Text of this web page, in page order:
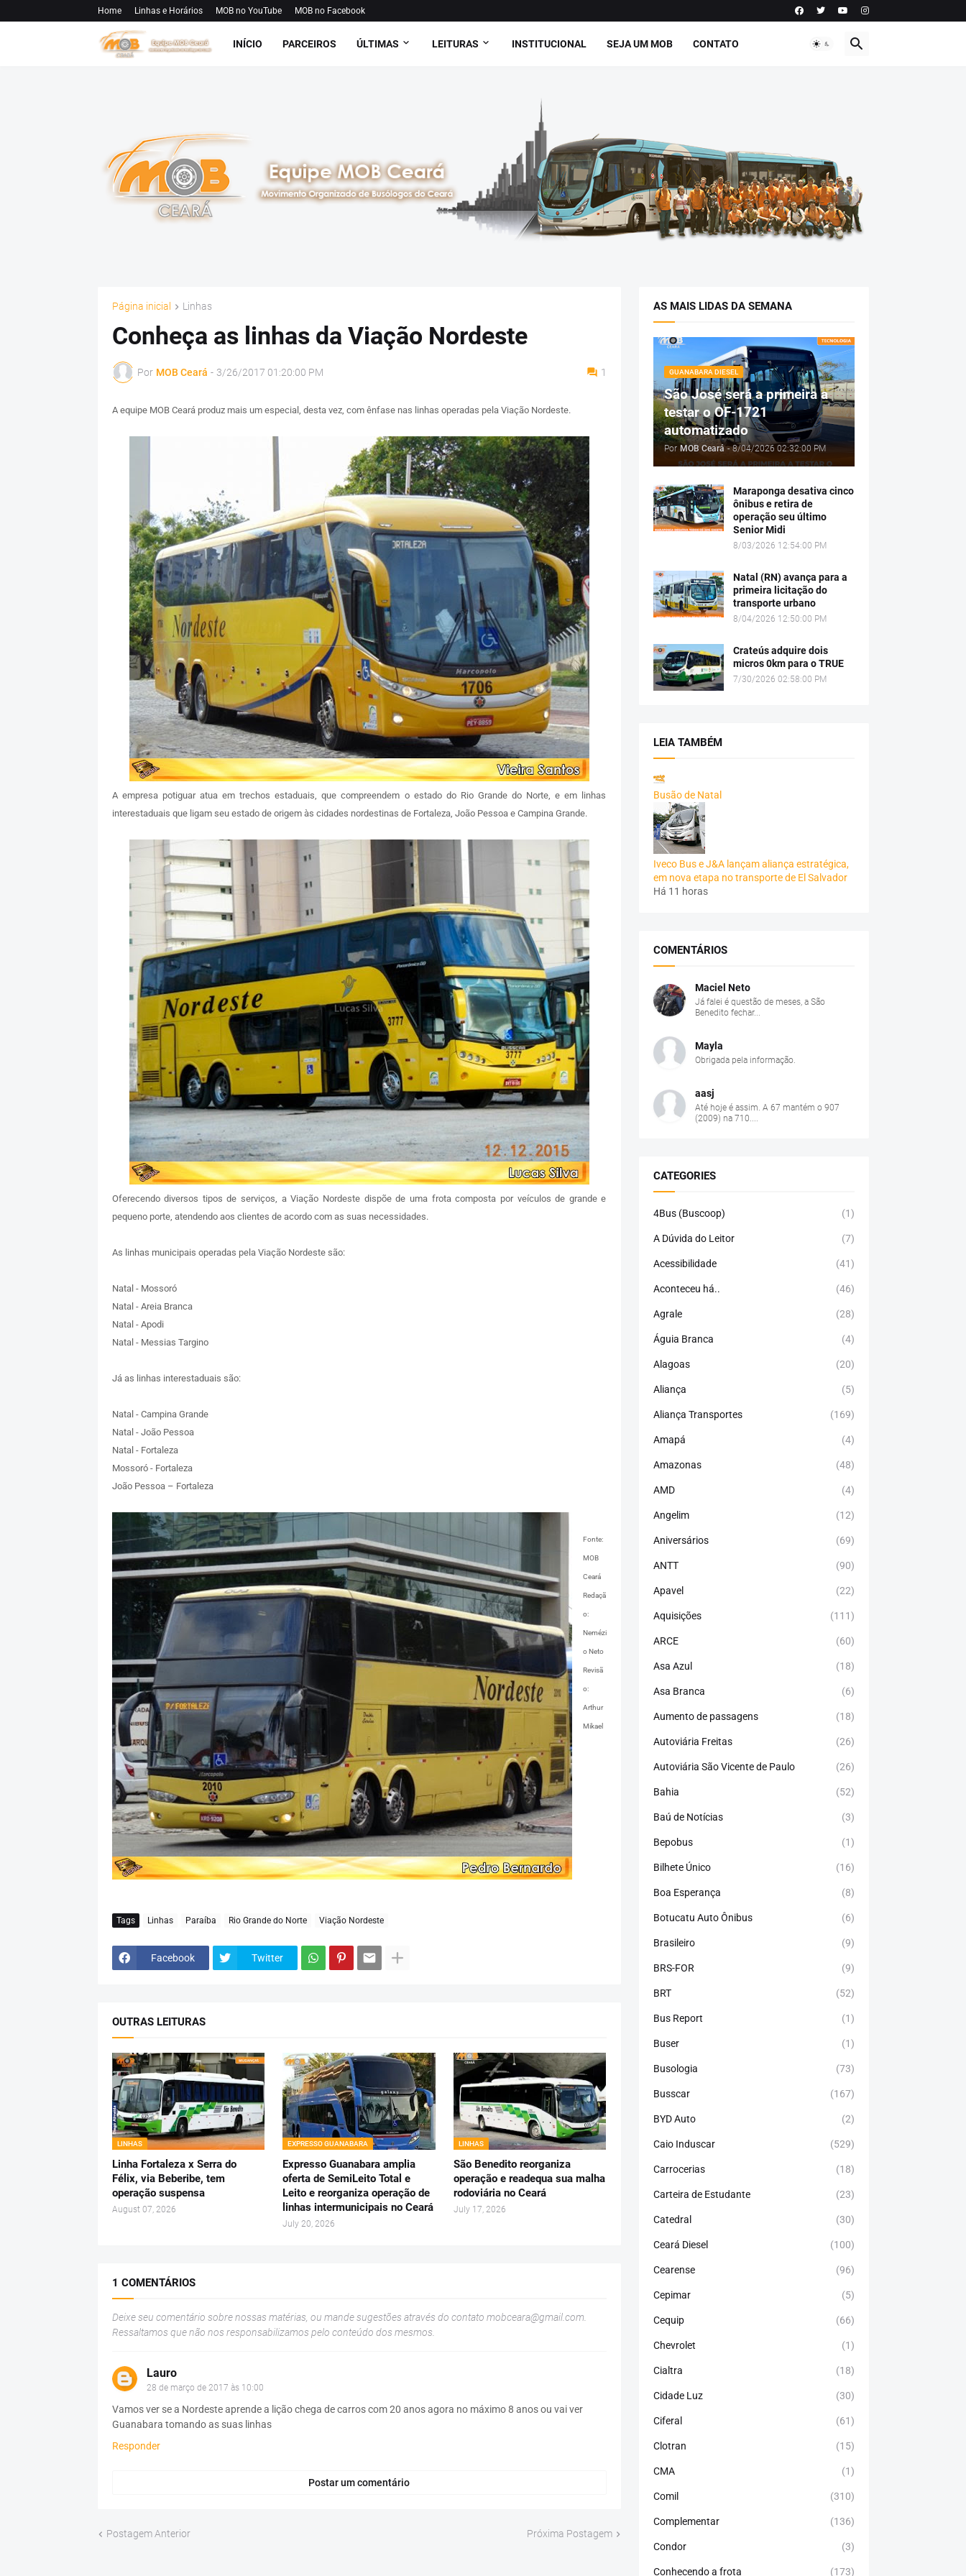
Home Linhas e Horários MOB no YouTube MOB no Facebook
INÍCIO PARCEIROS ÚLTIMAS LEITURAS INSTITUCIONAL SEJA UM MOB CONTATO
Página inicial Linhas
Conheça as linhas da Viação Nordeste
Por MOB Ceará - 3/26/2017 01:20:00 PM 1
A equipe MOB Ceará produz mais um especial, desta vez, com ênfase nas linhas operadas pela Viação Nordeste.
A empresa potiguar atua em trechos estaduais, que compreendem o estado do Rio Grande do Norte, e em linhas
interestaduais que ligam seu estado de origem às cidades nordestinas de Fortaleza, João Pessoa e Campina Grande.
Oferecendo diversos tipos de serviços, a Viação Nordeste dispõe de uma frota composta por veículos de grande e
pequeno porte, atendendo aos clientes de acordo com as suas necessidades.
As linhas municipais operadas pela Viação Nordeste são:
Natal - Mossoró
Natal - Areia Branca
Natal - Apodi
Natal - Messias Targino
Já as linhas interestaduais são:
Natal - Campina Grande
Natal - João Pessoa
Natal - Fortaleza
Mossoró - Fortaleza
João Pessoa – Fortaleza
Fonte:
MOB
Ceará
Redaçã
o:
Nemézi
o Neto
Revisã
o:
Arthur
Mikael
Tags Linhas Paraíba Rio Grande do Norte Viação Nordeste
Facebook Twitter
OUTRAS LEITURAS
LINHAS
Linha Fortaleza x Serra do
Félix, via Beberibe, tem
operação suspensa
August 07, 2026
EXPRESSO GUANABARA
Expresso Guanabara amplia
oferta de SemiLeito Total e
Leito e reorganiza operação de
linhas intermunicipais no Ceará
July 20, 2026
LINHAS
São Benedito reorganiza
operação e readequa sua malha
rodoviária no Ceará
July 17, 2026
1 COMENTÁRIOS
Deixe seu comentário sobre nossas matérias, ou mande sugestões através do contato mobceara@gmail.com.
Ressaltamos que não nos responsabilizamos pelo conteúdo dos mesmos.
Lauro
28 de março de 2017 às 10:00
Vamos ver se a Nordeste aprende a lição chega de carros com 20 anos agora no máximo 8 anos ou vai ver
Guanabara tomando as suas linhas
Responder
Postar um comentário
Postagem Anterior Próxima Postagem
AS MAIS LIDAS DA SEMANA
GUANABARA DIESEL
São José será a primeira a
testar o OF-1721
automatizado
Por MOB Ceará - 8/04/2026 02:32:00 PM
Maraponga desativa cinco
ônibus e retira de
operação seu último
Senior Midi
8/03/2026 12:54:00 PM
Natal (RN) avança para a
primeira licitação do
transporte urbano
8/04/2026 12:50:00 PM
Crateús adquire dois
micros 0km para o TRUE
7/30/2026 02:58:00 PM
LEIA TAMBÉM
Busão de Natal
Iveco Bus e J&A lançam aliança estratégica,
em nova etapa no transporte de El Salvador
Há 11 horas
COMENTÁRIOS
Maciel Neto
Já falei é questão de meses, a São
Benedito fechar...
Mayla
Obrigada pela informação.
aasj
Até hoje é assim. A 67 mantém o 907
(2009) na 710....
CATEGORIES
4Bus (Buscoop) (1)
A Dúvida do Leitor (7)
Acessibilidade (41)
Aconteceu há.. (46)
Agrale (28)
Águia Branca (4)
Alagoas (20)
Aliança (5)
Aliança Transportes (169)
Amapá (4)
Amazonas (48)
AMD (4)
Angelim (12)
Aniversários (69)
ANTT (90)
Apavel (22)
Aquisições (111)
ARCE (60)
Asa Azul (18)
Asa Branca (6)
Aumento de passagens (18)
Autoviária Freitas (26)
Autoviária São Vicente de Paulo (26)
Bahia (52)
Baú de Notícias (3)
Bepobus (1)
Bilhete Único (16)
Boa Esperança (8)
Botucatu Auto Ônibus (6)
Brasileiro (9)
BRS-FOR (9)
BRT (52)
Bus Report (1)
Buser (1)
Busologia (73)
Busscar (167)
BYD Auto (2)
Caio Induscar (529)
Carrocerias (18)
Carteira de Estudante (23)
Catedral (30)
Ceará Diesel (100)
Cearense (96)
Cepimar (5)
Cequip (66)
Chevrolet (1)
Cialtra (18)
Cidade Luz (30)
Ciferal (61)
Clotran (15)
CMA (1)
Comil (310)
Complementar (136)
Condor (3)
Conhecendo a frota (173)